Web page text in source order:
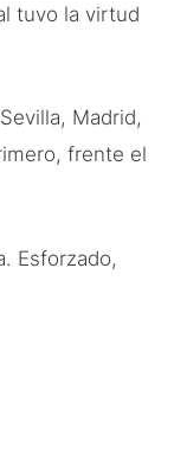
tuvo la virtud
Madrid,
frente el
Esforzado,